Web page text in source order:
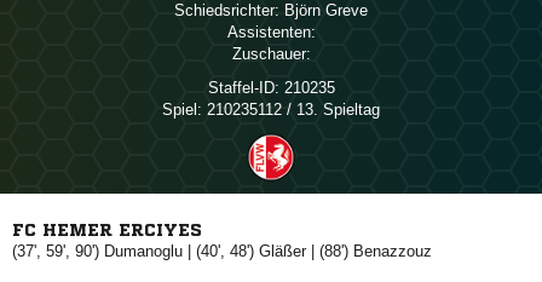
Schiedsrichter:  
Assistenten:
Zuschauer:
Staffel-ID: 210235
Spiel: 210235112 / 13. Spieltag
FC HEMER ERCIYES
(37', 59', 90')  | (40', 48') | (88') 